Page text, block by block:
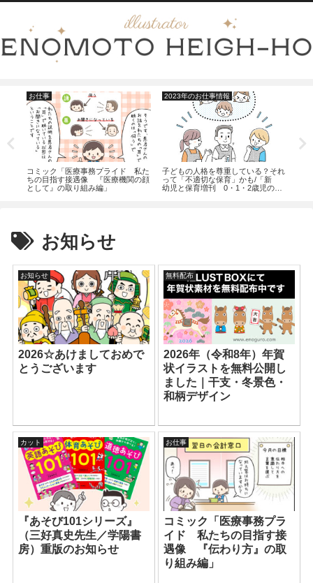
お仕事
コミック「医療事務プライド 私た
ちの目指す接遇像 『医療機関の顔
として』の取り組み編」
2023年のお仕事情報
子どもの人格を尊重している？それ
って「不適切な保育」かも/「新
幼児と保育増刊 0・1・2歳児の保
お知らせ
お知らせ
2026☆あけましておめで
とうございます
無料配布
2026年（令和8年）年賀
状イラストを無料公開し
ました｜干支・冬景色・
和柄デザイン
カット
『あそび101シリーズ』
（三好真史先生／学陽書
房）重版のお知らせ
お仕事
コミック「医療事務プラ
イド 私たちの目指す接
遇像 『伝わり方』の取
り組み編」